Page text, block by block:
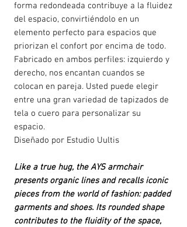
forma redondeada contribuye a la fluidez
del espacio, convirtiéndolo en un
elemento perfecto para espacios que
priorizan el confort por encima de todo.
Fabricado en ambos perfiles: izquierdo y
derecho, nos encantan cuandos se
colocan en pareja. Usted puede elegir
entre una gran variedad de tapizados de
tela o cuero para personalizar su
espacio.
Diseñado por Estudio Uultis
Like a true hug, the AYS armchair
presents organic lines and recalls iconic
pieces from the world of fashion: padded
garments and shoes. Its rounded shape
contributes to the fluidity of the space,